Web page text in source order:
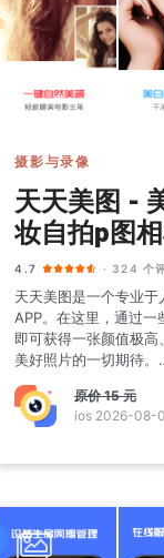
摄影与录像
天天美图 -
妆自拍p图
4.7 · 324 个
天天美图是一个专业
APP。在这里，通过一
即可获得一张颜值极
美好照片的一切期待。
【美颜】
•一键美颜：智
原价15 元
ios 2026-08-